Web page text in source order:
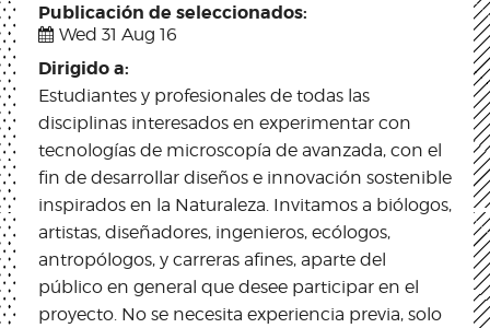
Publicación de seleccionados:
Wed 31 Aug 16
Dirigido a:
Estudiantes y profesionales de todas las
disciplinas interesados en experimentar con
tecnologías de microscopía de avanzada, con el
fin de desarrollar diseños e innovación sostenible
inspirados en la Naturaleza. Invitamos a biólogos,
artistas, diseñadores, ingenieros, ecólogos,
antropólogos, y carreras afines, aparte del
público en general que desee participar en el
proyecto. No se necesita experiencia previa, solo